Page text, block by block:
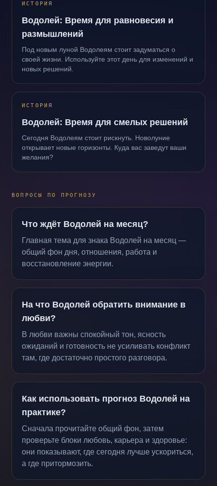
ИСТОРИЯ
Водолей: Время для равновесия и
размышлений
Под новым луной Водолеям стоит задуматься о
своей жизни. Используйте этот день для изменений и
новых решений.
ИСТОРИЯ
Водолей: Время для смелых решений
Сегодня Водолеям стоит рискнуть. Новолуние
открывает новые горизонты. Куда вас заведут ваши
желания?
ВОПРОСЫ ПО ПРОГНОЗУ
Что ждёт Водолей на месяц?
Главная тема для знака Водолей на месяц —
общий фон дня, отношения, работа и
восстановление энергии.
На что Водолей обратить внимание в
любви?
В любви важны спокойный тон, ясность
ожиданий и готовность не усиливать конфликт
там, где достаточно простого разговора.
Как использовать прогноз Водолей на
практике?
Сначала прочитайте общий фон, затем
проверьте блоки любовь, карьера и здоровье:
они показывают, где сегодня лучше ускориться,
а где притормозить.